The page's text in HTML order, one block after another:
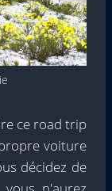
ce road trip
voiture
décidez de